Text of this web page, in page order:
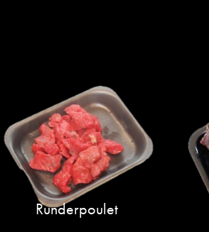
Runderpoulet